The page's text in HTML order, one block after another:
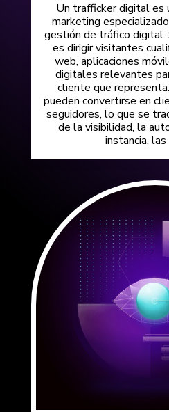
Un trafficker digital es
marketing
gestión de tráfico digital.
es dirigir visitantes
web, aplicaciones
digitales relevantes
cliente que
pueden convertirse en
seguidores, lo que se
de la visibilidad, la
instancia,